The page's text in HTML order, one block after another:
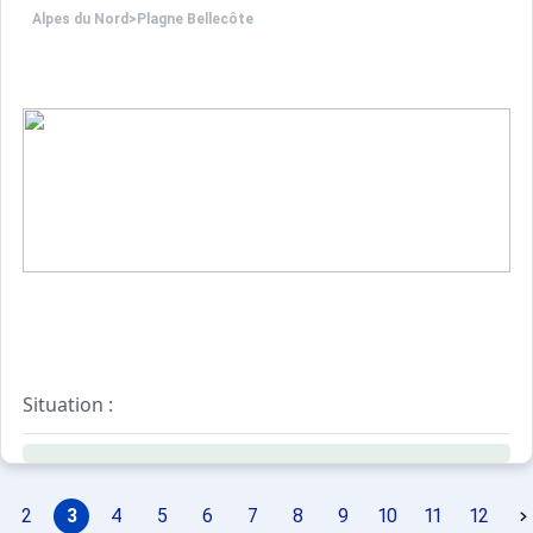
Alpes du Nord > Plagne Bellecôte
Situation :
A l'entrée de Plagne Villages, à 100m des pistes et à
Equipements :
2 3 4 5 6 7 8 9 10 11 12